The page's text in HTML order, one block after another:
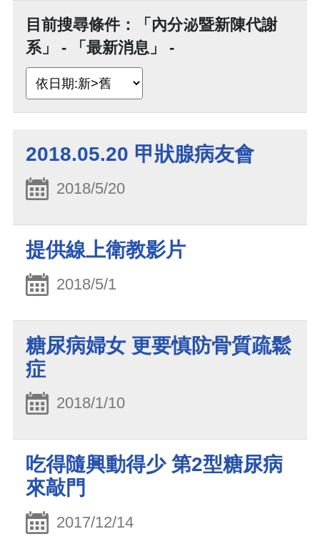
目前搜尋條件：「內分泌暨新陳代謝
系」 - 「最新消息」 -
2018.05.20 甲狀腺病友會
2018/5/20
提供線上衛教影片
2018/5/1
糖尿病婦女 更要慎防骨質疏鬆
症
2018/1/10
吃得隨興動得少 第2型糖尿病
來敲門
2017/12/14